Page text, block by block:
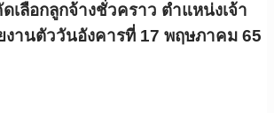
เลือกลูกจ้างชั่วคราว ตำแหน่งเจ้า
งานตัววันอังคารที่ 17 พฤษภาคม 65